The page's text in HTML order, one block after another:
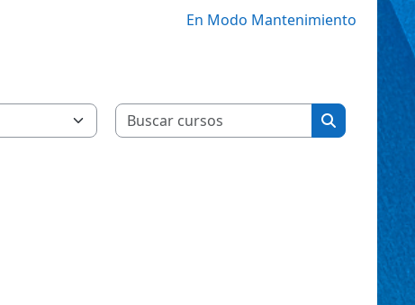
En Modo Mantenimiento
Buscar cursos
Buscar cursos